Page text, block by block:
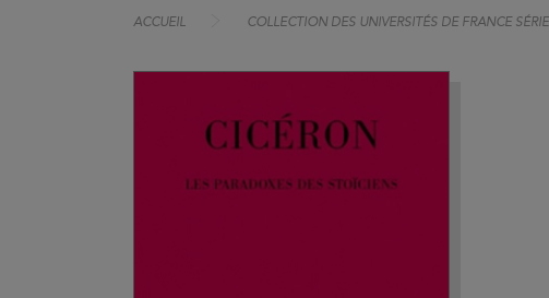
ACCUEIL COLLECTION DES UNIVERSITÉS DE FRANCE